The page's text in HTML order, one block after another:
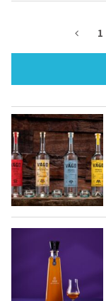
About
テキーラのつくり方
テキーラの飲み方
メキシコ料理
メキシコの記念日
1